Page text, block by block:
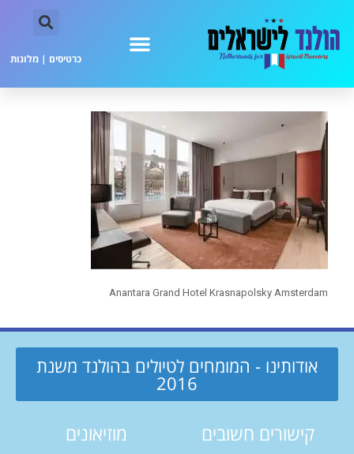
כרטיסים | מלונות
Anantara Grand Hotel Krasnapolsky Amsterdam
אודותינו - המומחים לטיולים בהולנד משנת
2016
קישורים חשובים מוזיאונים